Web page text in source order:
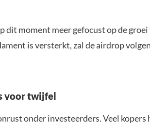
dit moment meer gefocust op de
is versterkt, zal de airdrop
voor twijfel
onder investeerders. Veel kopers